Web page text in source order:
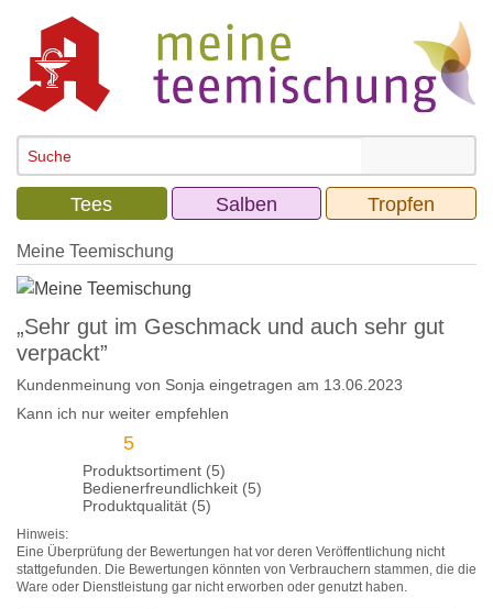
Tees Salben Tropfen
Meine Teemischung
„Sehr gut im Geschmack und auch sehr gut
verpackt”
Kundenmeinung von Sonja eingetragen am 13.06.2023
Kann ich nur weiter empfehlen
5
Produktsortiment (5)
Bedienerfreundlichkeit (5)
Produktqualität (5)
Hinweis:
Eine Überprüfung der Bewertungen hat vor deren Veröffentlichung nicht
stattgefunden. Die Bewertungen könnten von Verbrauchern stammen, die die
Ware oder Dienstleistung gar nicht erworben oder genutzt haben.